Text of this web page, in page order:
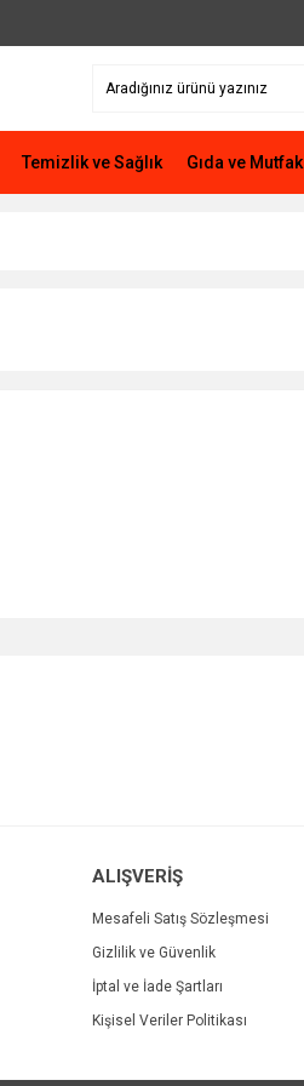
Temizlik ve Sağlık Gıda ve Mutfak
ALIŞVERİŞ
Mesafeli Satış Sözleşmesi
Gizlilik ve Güvenlik
İptal ve İade Şartları
Kişisel Veriler Politikası